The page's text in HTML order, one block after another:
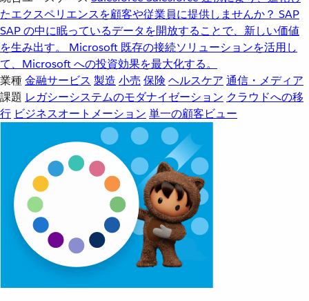
たエクスペリエンスを顧客や従業員に提供しませんか？ SAP
SAP の中に眠っているデータを開放することで、新しい価値
を生み出す。
Microsoft 既存の接続ソリューションを活用し
て、Microsoft への投資効果を最大化する。
業種金融サービス 製造 小売 保険 ヘルスケア 通信・メディア
課題 レガシーシステムのモダナイゼーション クラウドへの移
行 ビジネスオートメーション 単一の顧客ビュー